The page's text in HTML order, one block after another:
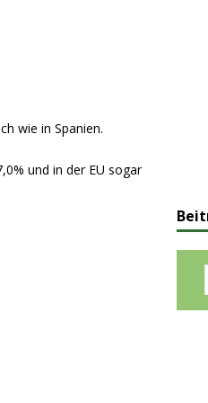
wie in Spanien.
und in der EU sogar